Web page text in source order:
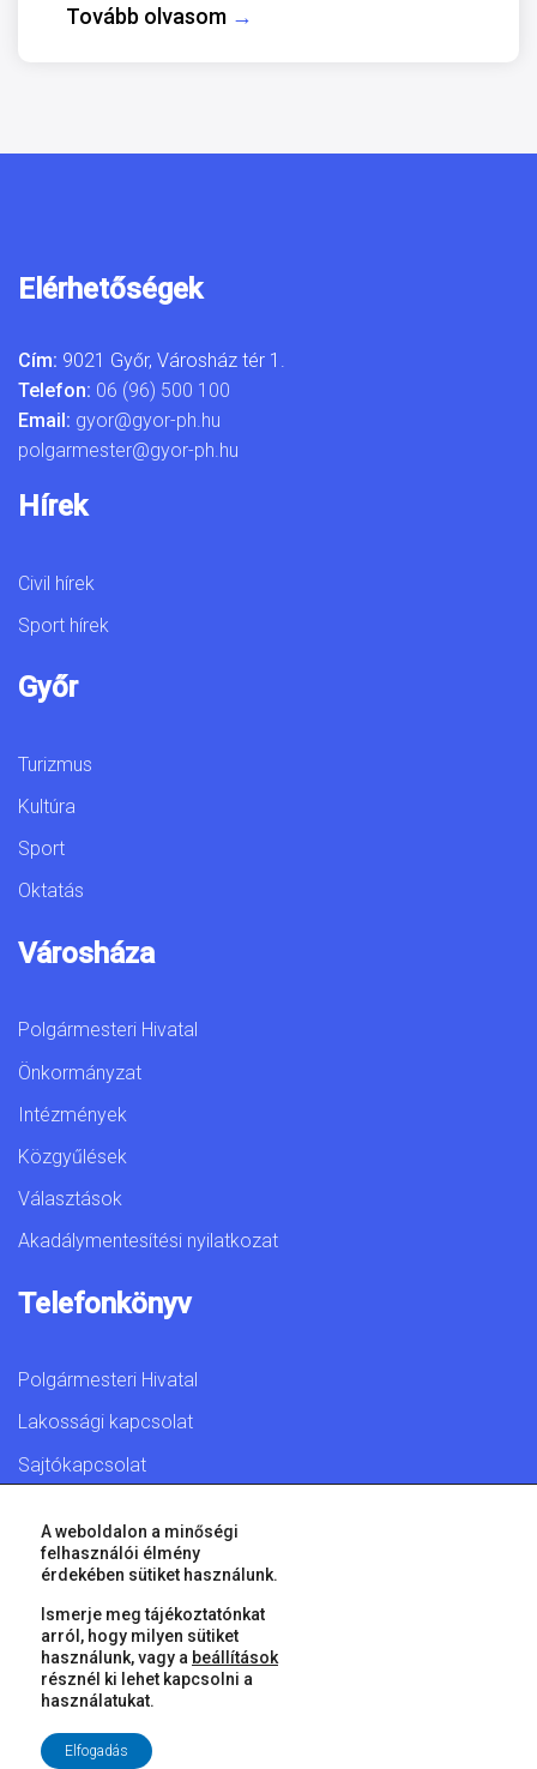
Tovább olvasom →
Elérhetőségek
Cím: 9021 Győr, Városház tér 1.
Telefon: 06 (96) 500 100
Email: gyor@gyor-ph.hu
polgarmester@gyor-ph.hu
Hírek
Civil hírek
Sport hírek
Győr
Turizmus
Kultúra
Sport
Oktatás
Városháza
Polgármesteri Hivatal
Önkormányzat
Intézmények
Közgyűlések
Választások
Akadálymentesítési nyilatkozat
Telefonkönyv
Polgármesteri Hivatal
Lakossági kapcsolat
Sajtókapcsolat
© 2026 Győr Megyei Jogú Város • Minden jog fenntartva!
A weboldalon a minőségi
felhasználói élmény
érdekében sütiket használunk.
Ismerje meg tájékoztatónkat
arról, hogy milyen sütiket
használunk, vagy a beállítások
résznél ki lehet kapcsolni a
használatukat.
Elfogadás